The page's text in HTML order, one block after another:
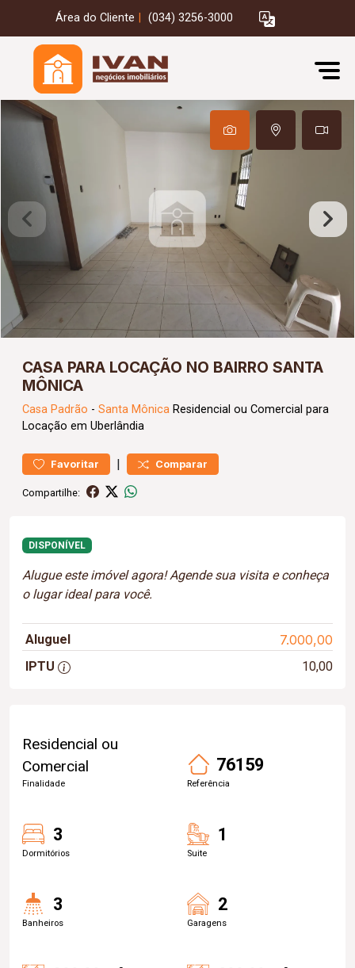
Área do Cliente (034) 3256-3000
CASA PARA LOCAÇÃO NO BAIRRO SANTA
MÔNICA
Casa Padrão - Santa Mônica Residencial ou Comercial para
Locação em Uberlândia
Favoritar | Comparar
Compartilhe:
DISPONÍVEL
Alugue este imóvel agora! Agende sua visita e conheça
o lugar ideal para você.
Aluguel 7.000,00
IPTU 10,00
Residencial ou
Comercial
Finalidade
76159
Referência
3
Dormitórios
1
Suite
3
Banheiros
2
Garagens